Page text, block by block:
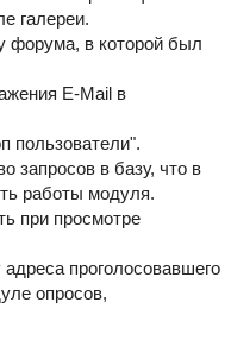
галереи.
форума, в которой был
E-Mail в
пользователи".
запросов в базу, что в
работы модуля.
при просмотре
проголосовавшего
опросов,